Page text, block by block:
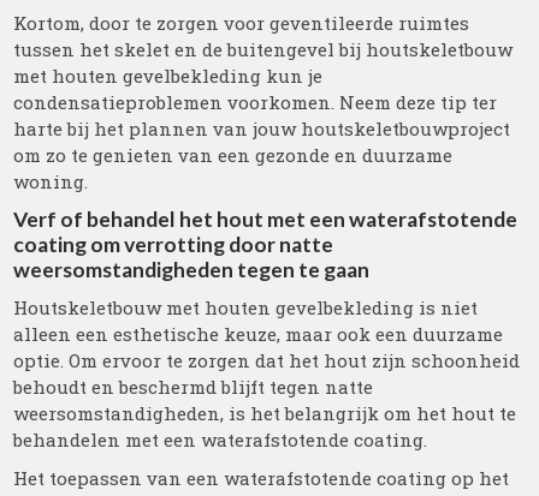
Kortom, door te zorgen voor geventileerde ruimtes
tussen het skelet en de buitengevel bij houtskeletbouw
met houten gevelbekleding kun je
condensatieproblemen voorkomen. Neem deze tip ter
harte bij het plannen van jouw houtskeletbouwproject
om zo te genieten van een gezonde en duurzame
woning.
Verf of behandel het hout met een waterafstotende
coating om verrotting door natte
weersomstandigheden tegen te gaan
Houtskeletbouw met houten gevelbekleding is niet
alleen een esthetische keuze, maar ook een duurzame
optie. Om ervoor te zorgen dat het hout zijn schoonheid
behoudt en beschermd blijft tegen natte
weersomstandigheden, is het belangrijk om het hout te
behandelen met een waterafstotende coating.
Het toepassen van een waterafstotende coating op het